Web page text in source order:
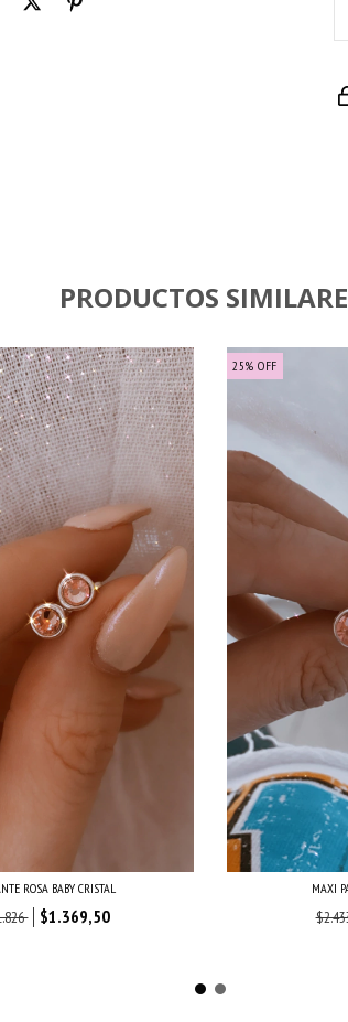
PRODUCTOS
ROSA BABY CRISTAL
$1.369,50
25% OFF
MAXI